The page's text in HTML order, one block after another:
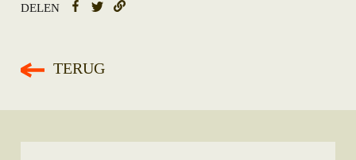
DELEN
TERUG